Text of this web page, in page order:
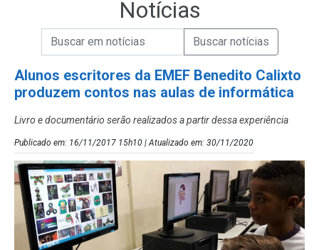
Notícias
Campo de Busca de Notícias
Campo de Busca de informaçõesEnviar a Busca de Notícias
Alunos escritores da EMEF Benedito Calixto
produzem contos nas aulas de informática
Livro e documentário serão realizados a partir dessa experiência
Publicado em: 16/11/2017 15h10 | Atualizado em: 30/11/2020